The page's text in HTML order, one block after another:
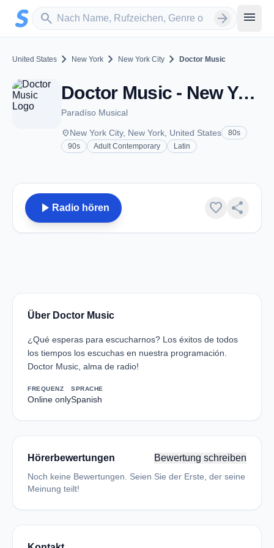
Zum Hauptinhalt springen
search
Sender suchen arrow_forward menu
United States chevron_right New York chevron_right New York City chevron_right Doctor Music
Doctor Music - New York City, NY
Paradíso Musical
placeNew York City, New York, United States
80s
90s
Adult Contemporary Latin
play_arrow Radio hören favorite share
Über Doctor Music
¿Qué esperas para escucharnos? Los éxitos de todos
los tiempos los escuchas en nuestra programación.
Doctor Music, alma de radio!
FREQUENZ
Online only
SPRACHE
Spanish
Hörerbewertungen Bewertung schreiben
Noch keine Bewertungen. Seien Sie der Erste, der seine
Meinung teilt!